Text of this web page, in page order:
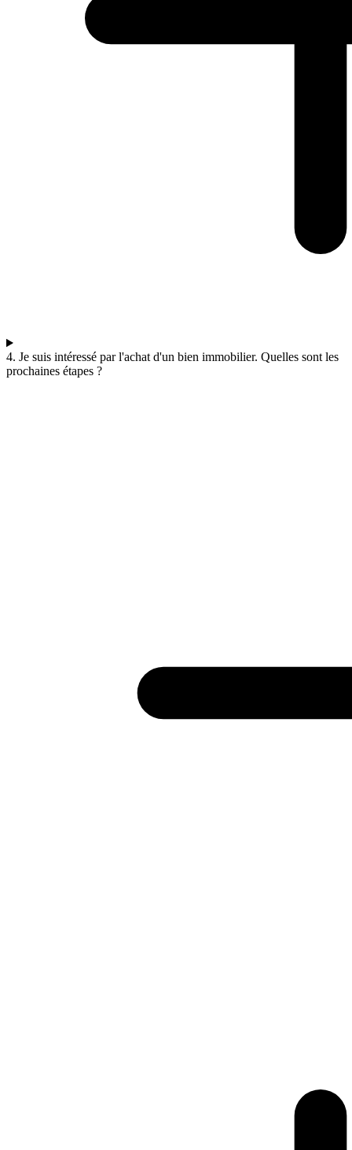
4. Je suis intéressé par l'achat d'un bien immobilier. Quelles sont les
prochaines étapes ?